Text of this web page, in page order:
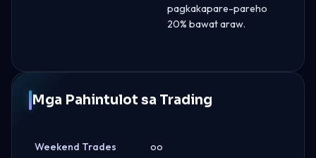
pagkakapare-pareho
20% bawat araw.
Mga Pahintulot sa Trading
Weekend Trades oo